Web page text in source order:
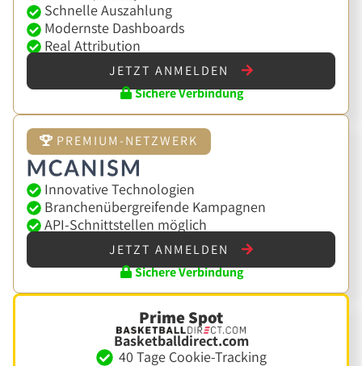
Schnelle Auszahlung
Modernste Dashboards
Real Attribution
JETZT ANMELDEN
Sichere Verbindung
PREMIUM-NETZWERK
Innovative Technologien
Branchenübergreifende Kampagnen
API-Schnittstellen möglich
JETZT ANMELDEN
Sichere Verbindung
Prime Spot
Basketballdirect.com
40 Tage Cookie-Tracking